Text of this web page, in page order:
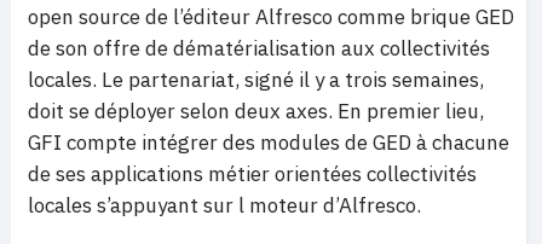
open source de l’éditeur Alfresco comme brique GED
de son offre de dématérialisation aux collectivités
locales. Le partenariat, signé il y a trois semaines,
doit se déployer selon deux axes. En premier lieu,
GFI compte intégrer des modules de GED à chacune
de ses applications métier orientées collectivités
locales s’appuyant sur l moteur d’Alfresco.